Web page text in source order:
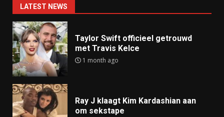
LATEST NEWS
Taylor Swift officieel getrouwd
met Travis Kelce
1 month ago
Ray J klaagt Kim Kardashian aan
om sekstape